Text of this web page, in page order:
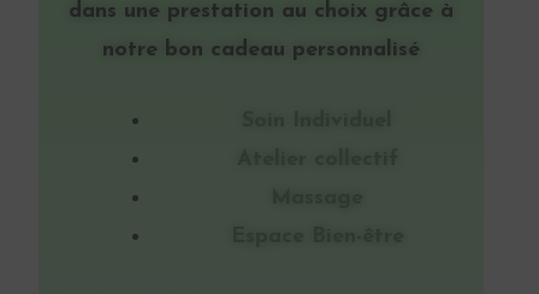
dans une prestation au choix grâce à
notre bon cadeau personnalisé